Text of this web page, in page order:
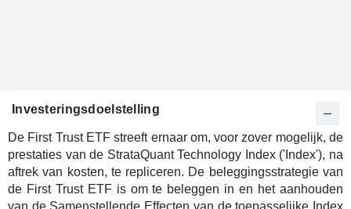
Investeringsdoelstelling
De First Trust ETF streeft ernaar om, voor zover mogelijk, de
prestaties van de StrataQuant Technology Index ('Index'), na
aftrek van kosten, te repliceren. De beleggingsstrategie van
de First Trust ETF is om te beleggen in en het aanhouden